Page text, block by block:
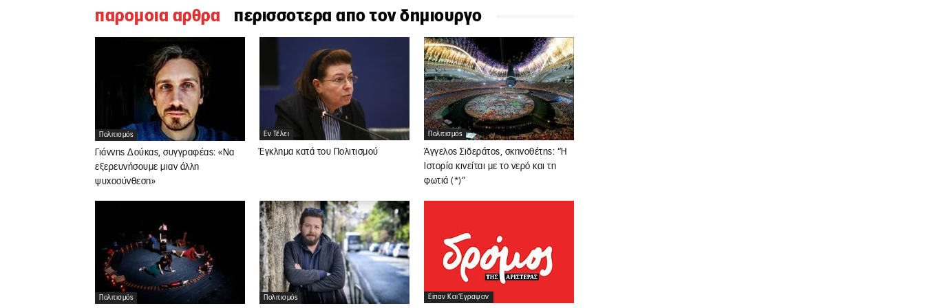
παρομοια αρθρα περισσοτερα απο τον δημιουργο
Πολιτισμός
Γιάννης Δούκας, συγγραφέας: «Να
εξερευνήσουμε μιαν άλλη
ψυχοσύνθεση»
Εν Τέλει
Έγκλημα κατά του Πολιτισμού
Πολιτισμός
Άγγελος Σιδεράτος, σκηνοθέτης: “Η
Ιστορία κινείται με το νερό και τη
φωτιά (*)”
Πολιτισμός Πολιτισμός Είπαν Και Έγραψαν